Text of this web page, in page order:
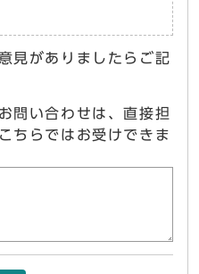
見がありましたらご記
問い合わせは、直接担
ちらではお受けできま